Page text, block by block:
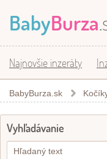
BabyBurza
Najnovšie inzeráty
BabyBurza.sk
Vyhľadávanie